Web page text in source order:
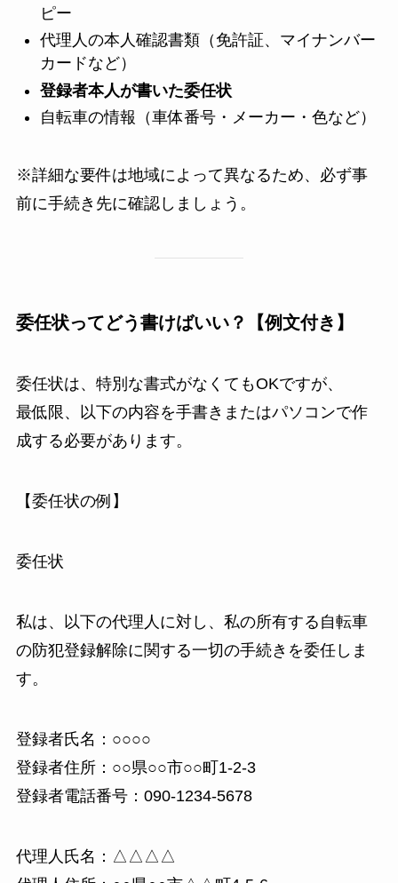
ピー
代理人の本人確認書類（免許証、マイナンバー
カードなど）
登録者本人が書いた委任状
自転車の情報（車体番号・メーカー・色など）
※詳細な要件は地域によって異なるため、必ず事
前に手続き先に確認しましょう。
委任状ってどう書けばいい？【例文付き】
委任状は、特別な書式がなくてもOKですが、
最低限、以下の内容を手書きまたはパソコンで作
成する必要があります。
【委任状の例】
委任状
私は、以下の代理人に対し、私の所有する自転車
の防犯登録解除に関する一切の手続きを委任しま
す。
登録者氏名：○○○○
登録者住所：○○県○○市○○町1-2-3
登録者電話番号：090-1234-5678
代理人氏名：△△△△